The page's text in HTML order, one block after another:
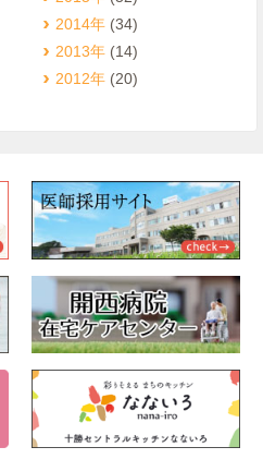
2014年(34)
2013年(14)
2012年(20)